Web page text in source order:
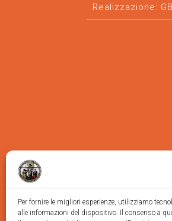
Per fornire le migliori esperienze, utilizziamo
alle informazioni del dispositivo. Il consenso a
Realizzazione: GB